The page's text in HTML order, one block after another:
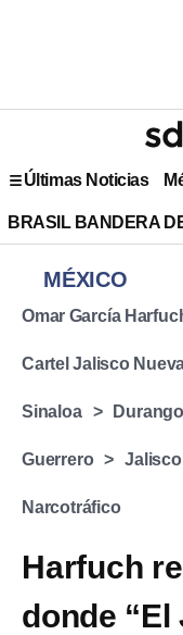
Últimas Noticias
BRASIL BANDERA
MÉXICO
Omar García
Cartel Jalisco
Sinaloa Durango
Guerrero Jalisco
Narcotráfico
Harfuch
donde “El